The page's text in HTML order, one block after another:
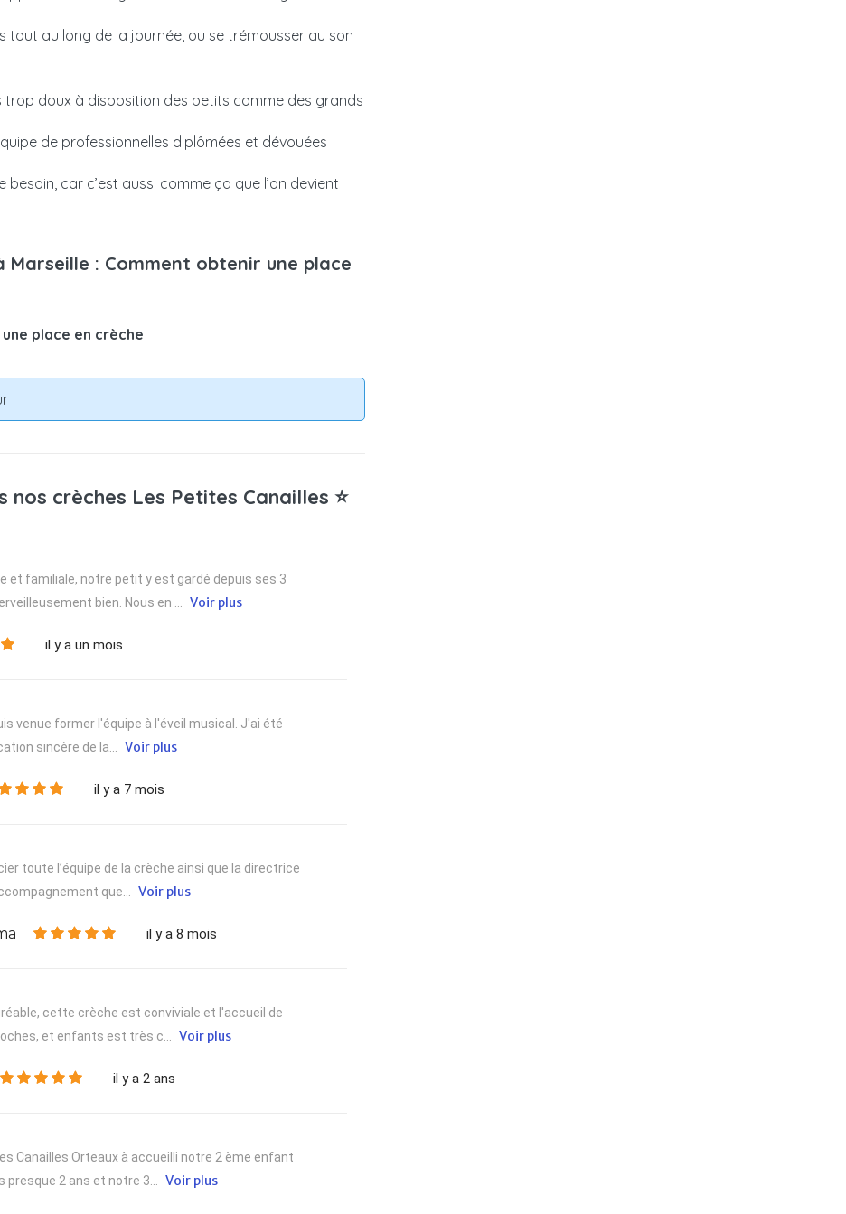
tout au long de la journée, ou se trémousser au son
doux à disposition des petits comme des grands
de professionnelles diplômées et dévouées
car c’est aussi comme ça que l’on devient
: Comment obtenir une place
place en crèche
nos crèches Les Petites Canailles ⭐
et familiale, notre petit y est gardé depuis ses 3
bien. Nous en ... Voir plus
il y a un mois
venue former l'équipe à l'éveil musical. J'ai été
sincère de la... Voir plus
il y a 7 mois
toute l’équipe de la crèche ainsi que la directrice
que... Voir plus
il y a 8 mois
cette crèche est conviviale et l'accueil de
et enfants est très c... Voir plus
il y a 2 ans
Canailles Orteaux à accueilli notre 2 ème enfant
presque 2 ans et notre 3... Voir plus